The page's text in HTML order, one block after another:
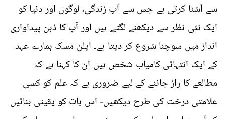
سے آشنا کرتی ہے جس سے آپ زندگی، لوگوں اور دنیا کو
ایک نئی نظر سے دیکھنے لگتے ہیں اور آپ کا ذہن پیداواری
انداز میں سوچنا شروع کر دیتا ہے۔ ایلن مسک ہمارے عہد
کے ایک انتہائی کامیاب شخص ہیں ان کا کہنا ہے کہ
مطالعے کا راز جاننے کے لیے ضروری ہے کہ علم کو کسی
علامتی درخت کی طرح دیکھیں- اس بات کو یقینی بنائیں